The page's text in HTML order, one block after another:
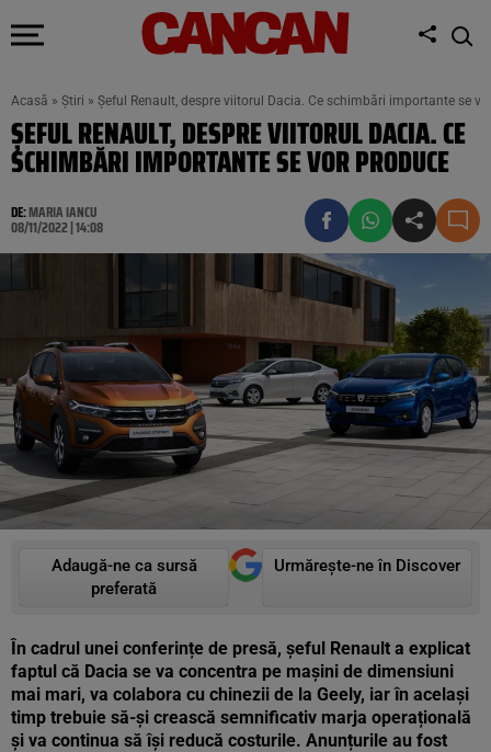
Acasă » Știri » Șeful Renault, despre viitorul Dacia. Ce schimbări importante se
ȘEFUL RENAULT, DESPRE VIITORUL DACIA. CE
SCHIMBĂRI IMPORTANTE SE VOR PRODUCE
DE:MARIA IANCU
08/11/2022 | 14:08
Adaugă-ne ca sursă
preferată
Urmărește-ne în Discover
În cadrul unei conferințe de presă, șeful Renault a explicat
faptul că Dacia se va concentra pe mașini de dimensiuni
mai mari, va colabora cu chinezii de la Geely, iar în același
timp trebuie să-și crească semnificativ marja operațională
și va continua să își reducă costurile. Anunțurile au fost